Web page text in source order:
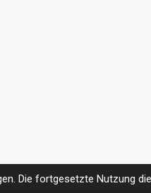
Die fortgesetzte Nutzung